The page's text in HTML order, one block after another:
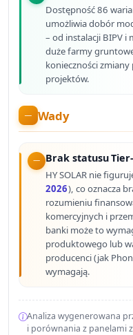
Dostępność 86
umożliwia dobór
– od instalacji BIPV i
duże farmy
konieczności
projektów.
Wady
Brak statusu
HY SOLAR nie
2026), co oznacza
rozumieniu
komercyjnych i
banki może to
produktowego lub
producenci (jak
wymagają.
Analiza wygenerowana
i porównania z panelami